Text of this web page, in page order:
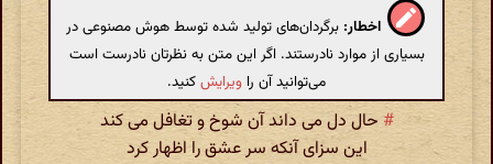
اخطار: برگردان‌های تولید شده توسط هوش مصنوعی در
بسیاری از موارد نادرستند. اگر این متن به نظرتان نادرست است
می‌توانید آن را ویرایشکنید.
# حال دل می داند آن شوخ و تغافل می کند
این سزای آنکه سر عشق را اظهار کرد